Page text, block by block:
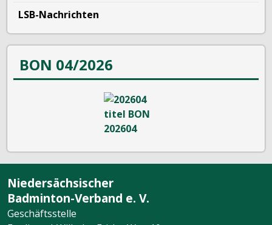
LSB-Nachrichten
BON 04/2026
Niedersächsischer
Badminton-Verband e. V.
Geschäftsstelle